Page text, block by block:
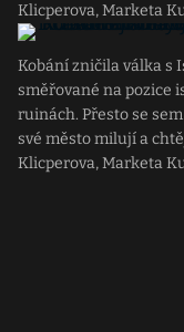
Klicperova, Marketa
Kobání zničila válka s
směřované na pozice
ruinách. Přesto se
své město milují a
Klicperova, Marketa